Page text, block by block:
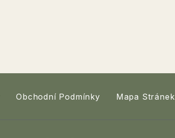
Obchodní Podmínky Mapa Stránek